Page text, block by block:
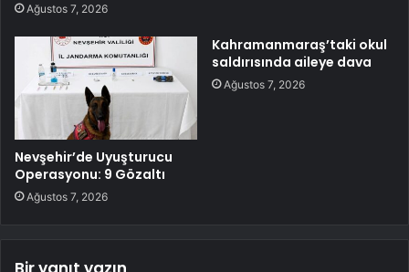
Ağustos 7, 2026
Nevşehir’de Uyuşturucu
Operasyonu: 9 Gözaltı
Ağustos 7, 2026
Kahramanmaraş’taki okul
saldırısında aileye dava
Ağustos 7, 2026